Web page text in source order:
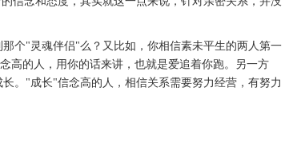
个"灵魂伴侣"么？又比如，你相信素未平生的两人第一
高的人，用你的话来讲，也就是爱追着你跑。另一方
。"成长"信念高的人，相信关系需要努力经营，有努力